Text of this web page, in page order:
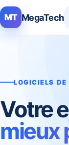
MT MegaTech
LOGICIELS DE
Votre
mieux